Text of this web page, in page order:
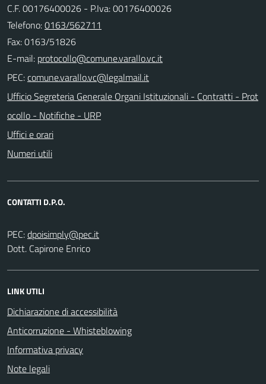
C.F. 00176400026 - P.Iva: 00176400026
Telefono:0163/562711
Fax: 0163/51826
E-mail:
PEC:
Ufficio Segreteria Generale Organi Istituzionali - Contratti - Prot
ocollo - Notifiche - URP
Uffici e orari
Numeri utili
CONTATTI D.P.O.
PEC:
Dott. Capirone Enrico
LINK UTILI
Dichiarazione di accessibilità
Anticorruzione - Whisteblowing
Informativa privacy
Note legali